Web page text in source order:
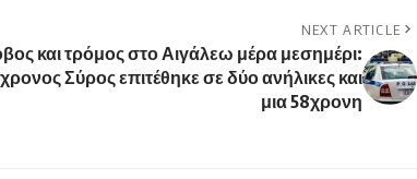
NEXT ARTICLE
και τρόμος στο Αιγάλεω μέρα μεσημέρι:
Σύρος επιτέθηκε σε δύο ανήλικες και
μια 58χρονη